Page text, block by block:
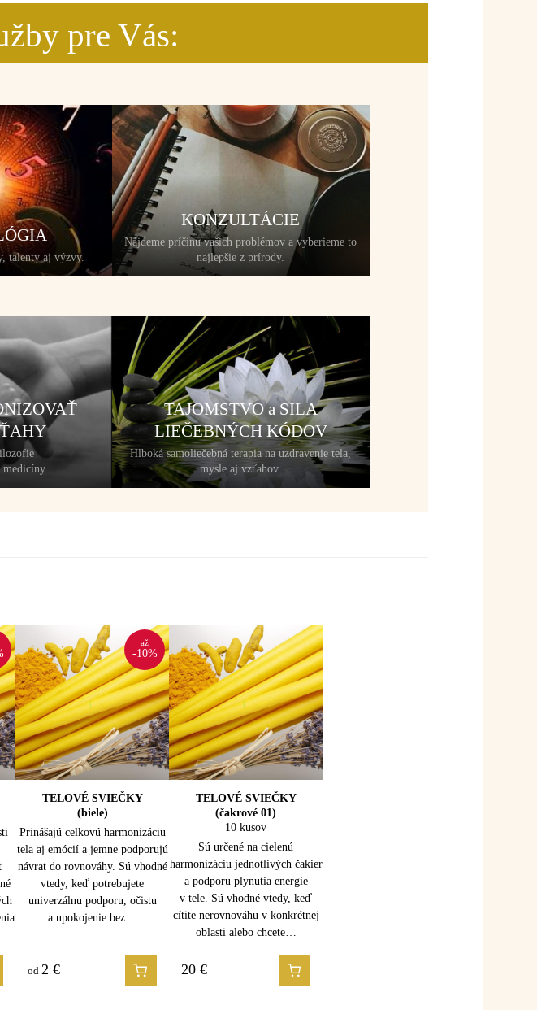
pre Vás:
talenty aj výzvy.
KONZULTÁCIE
Nájdeme príčinu vašich problémov a vyberieme to
najlepšie z prírody.
medicíny
TAJOMSTVO a SILA
LIEČEBNÝCH KÓDOV
Hlboká samoliečebná terapia na uzdravenie tela,
mysle aj vzťahov.
až
-10%
TELOVÉ SVIEČKY
(biele)
Prinášajú celkovú harmonizáciu
tela aj emócií a jemne podporujú
návrat do rovnováhy. Sú vhodné
vtedy, keď potrebujete
univerzálnu podporu, očistu
a upokojenie bez…
od2 €
TELOVÉ SVIEČKY
(čakrové 01)
10 kusov
Sú určené na cielenú
harmonizáciu jednotlivých čakier
a podporu plynutia energie
v tele. Sú vhodné vtedy, keď
cítite nerovnováhu v konkrétnej
oblasti alebo chcete…
20 €